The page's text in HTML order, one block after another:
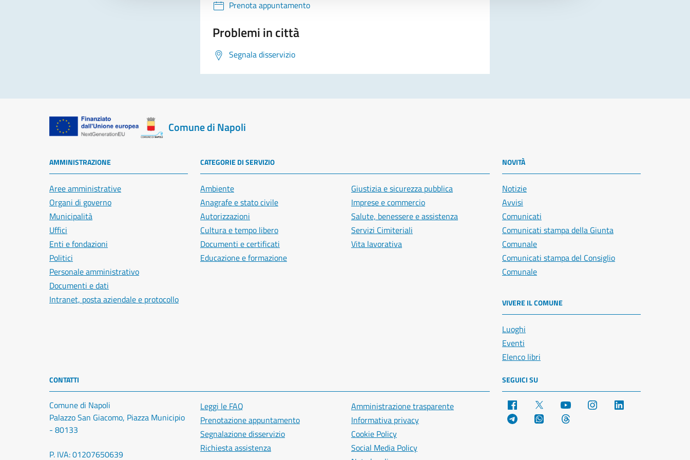
Prenota appuntamento
Problemi in città
Segnala disservizio
Comune di Napoli
AMMINISTRAZIONE
Aree amministrative
Organi di governo
Municipalità
Uffici
Enti e fondazioni
Politici
Personale amministrativo
Documenti e dati
Intranet, posta aziendale e protocollo
CATEGORIE DI SERVIZIO
Ambiente
Anagrafe e stato civile
Autorizzazioni
Cultura e tempo libero
Documenti e certificati
Educazione e formazione
Giustizia e sicurezza pubblica
Imprese e commercio
Salute, benessere e assistenza
Servizi Cimiteriali
Vita lavorativa
NOVITÀ
Notizie
Avvisi
Comunicati
Comunicati stampa della Giunta
Comunale
Comunicati stampa del Consiglio
Comunale
VIVERE IL COMUNE
Luoghi
Eventi
Elenco libri
CONTATTI
Comune di Napoli
Palazzo San Giacomo, Piazza Municipio
- 80133
P. IVA: 01207650639
Leggi le FAQ
Prenotazione appuntamento
Segnalazione disservizio
Richiesta assistenza
Amministrazione trasparente
Informativa privacy
Cookie Policy
Social Media Policy
SEGUICI SU
Facebook YouTube Instagram
Telegram WhatsApp